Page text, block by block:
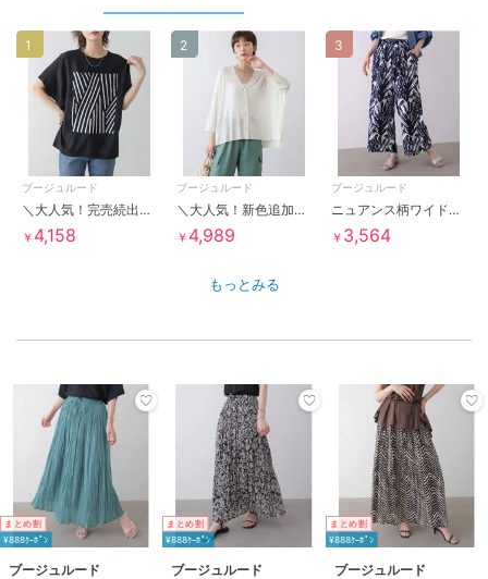
ブージュルード
＼大人気！完売続出！／モノトーンゼブララインＴシャツ
￥ 4,158
1
ブージュルード
＼大人気！新色追加！／ＵＶサラサラＢＯＸシルエット前後差カーディガン
￥ 4,989
2
ブージュルード
ニュアンス柄ワイドパンツ
￥ 3,564
3
もっとみる
まとめ割
¥888ｸｰﾎﾟﾝ
ブージュルード
まとめ割
¥888ｸｰﾎﾟﾝ
ブージュルード
まとめ割
¥888ｸｰﾎﾟﾝ
ブージュルード